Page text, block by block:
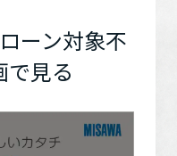
ーン対象不
で見る